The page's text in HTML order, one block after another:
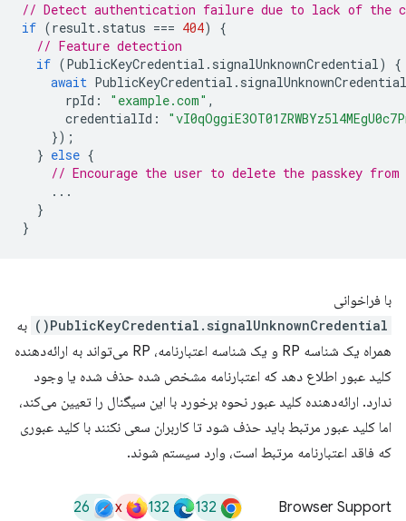
// Detect authentication failure due to lack of the
if (result. status === 404)
{
// Feature detection
if (PublicKeyCredential . signalUnknownCredential)
{
await PublicKeyCredential . signalUnknownCredential
rpId : "example.com" ,
credentialId :
});
} else {
// Encourage the user to delete the passkey from
...
}
}
با فراخوانی
PublicKeyCredential.signalUnknownCredential()
به
همراه یک شناسه RP و یک شناسه اعتبارنامه، RP می‌تواند به ارائه‌دهنده
کلید عبور اطلاع دهد که اعتبارنامه مشخص شده حذف شده یا وجود
ندارد. ارائه‌دهنده کلید عبور نحوه برخورد با این سیگنال را تعیین می‌کند،
اما کلید عبور مرتبط باید حذف شود تا کاربران سعی نکنند با کلید عبوری
که فاقد اعتبارنامه مرتبط است، وارد سیستم شوند.
Browser Support
132
132
x
26